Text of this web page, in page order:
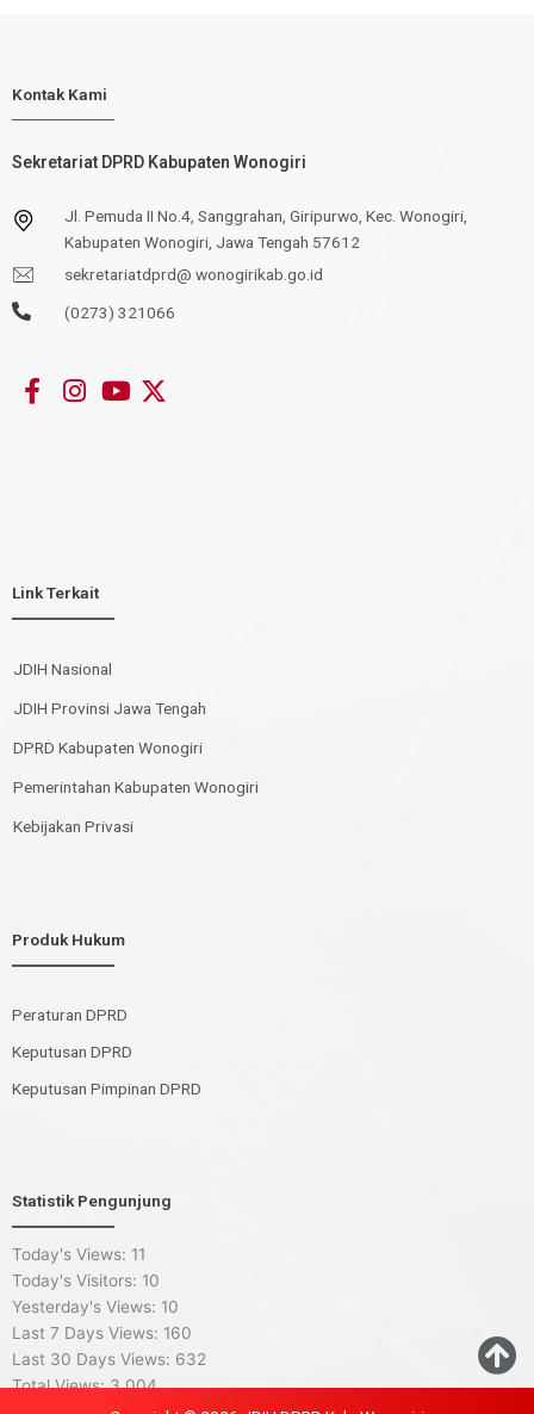
Kontak Kami
Sekretariat DPRD Kabupaten Wonogiri
Jl. Pemuda II No.4, Sanggrahan, Giripurwo, Kec. Wonogiri,
Kabupaten Wonogiri, Jawa Tengah 57612
sekretariatdprd@ wonogirikab.go.id
(0273) 321066
Link Terkait
JDIH Nasional
JDIH Provinsi Jawa Tengah
DPRD Kabupaten Wonogiri
Pemerintahan Kabupaten Wonogiri
Kebijakan Privasi
Produk Hukum
Peraturan DPRD
Keputusan DPRD
Keputusan Pimpinan DPRD
Statistik Pengunjung
Today's Views: 11
Today's Visitors: 10
Yesterday's Views: 10
Last 7 Days Views: 160
Last 30 Days Views: 632
Total Views:3,004